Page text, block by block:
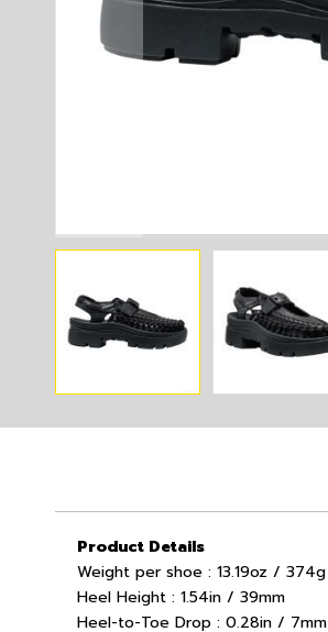
Product Details
Weight per shoe : 13.19oz / 374g
Heel Height : 1.54in / 39mm
Heel-to-Toe Drop : 0.28in / 7mm